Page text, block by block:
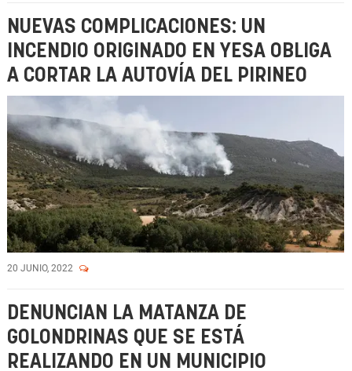
NUEVAS COMPLICACIONES: UN
INCENDIO ORIGINADO EN YESA OBLIGA
A CORTAR LA AUTOVÍA DEL PIRINEO
20 JUNIO, 2022
DENUNCIAN LA MATANZA DE
GOLONDRINAS QUE SE ESTÁ
REALIZANDO EN UN MUNICIPIO